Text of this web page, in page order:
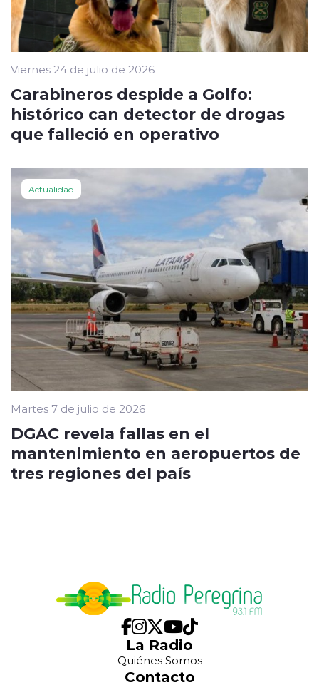
Viernes 24 de julio de 2026
Carabineros despide a Golfo:
histórico can detector de drogas
que falleció en operativo
Actualidad
Martes 7 de julio de 2026
DGAC revela fallas en el
mantenimiento en aeropuertos de
tres regiones del país
La Radio
Quiénes Somos
Contacto